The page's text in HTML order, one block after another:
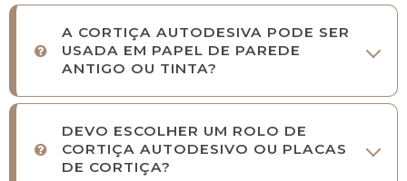
A CORTIÇA AUTODESIVA PODE SER
USADA EM PAPEL DE PAREDE
ANTIGO OU TINTA?
DEVO ESCOLHER UM ROLO DE
CORTIÇA AUTODESIVO OU PLACAS
DE CORTIÇA?